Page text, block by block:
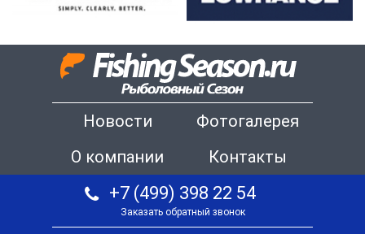
Новости
Фотогалерея
О компании
Контакты
+7 (499) 398 22 54
Заказать обратный звонок